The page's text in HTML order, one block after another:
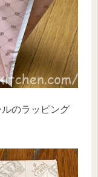
のラッピング